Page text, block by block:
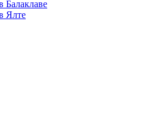
Балаклаве
Ялте